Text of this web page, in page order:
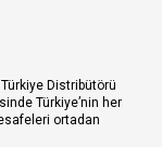
Türkiye Distribütörü
Türkiye’nin her
ortadan